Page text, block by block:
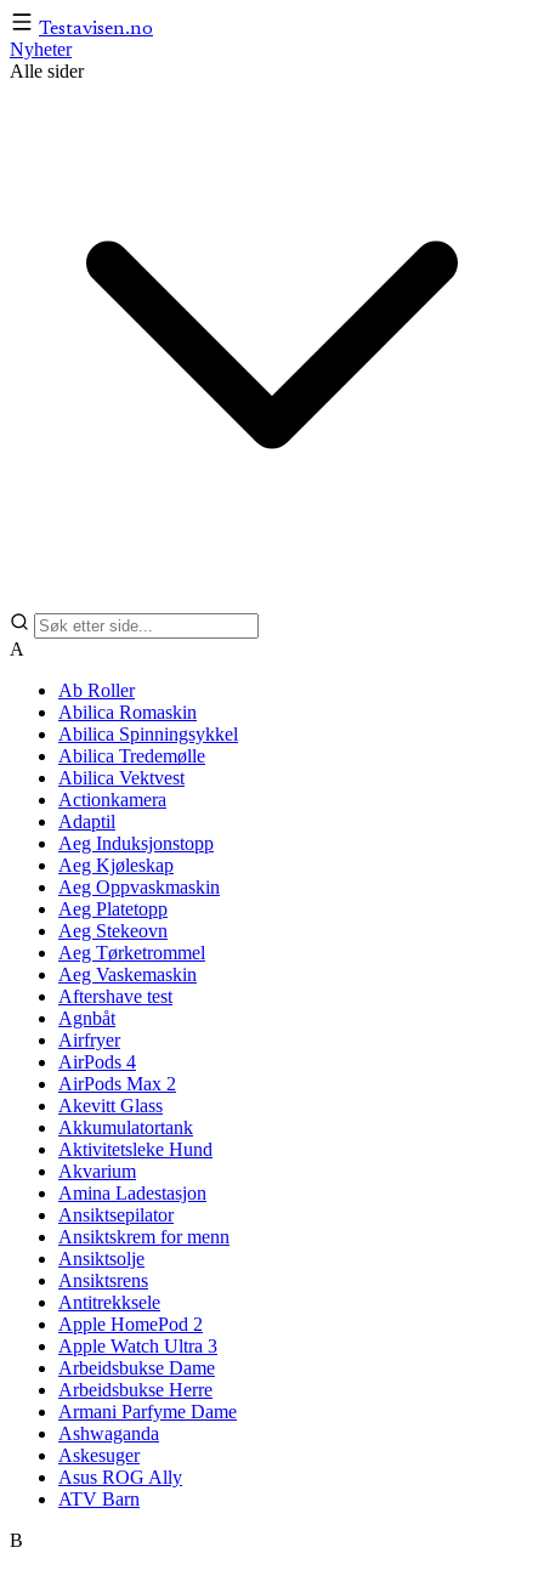
Testavisen.no
Nyheter
Alle sider
A
Ab Roller
Abilica Romaskin
Abilica Spinningsykkel
Abilica Tredemølle
Abilica Vektvest
Actionkamera
Adaptil
Aeg Induksjonstopp
Aeg Kjøleskap
Aeg Oppvaskmaskin
Aeg Platetopp
Aeg Stekeovn
Aeg Tørketrommel
Aeg Vaskemaskin
Aftershave test
Agnbåt
Airfryer
AirPods 4
AirPods Max 2
Akevitt Glass
Akkumulatortank
Aktivitetsleke Hund
Akvarium
Amina Ladestasjon
Ansiktsepilator
Ansiktskrem for menn
Ansiktsolje
Ansiktsrens
Antitrekksele
Apple HomePod 2
Apple Watch Ultra 3
Arbeidsbukse Dame
Arbeidsbukse Herre
Armani Parfyme Dame
Ashwaganda
Askesuger
Asus ROG Ally
ATV Barn
B